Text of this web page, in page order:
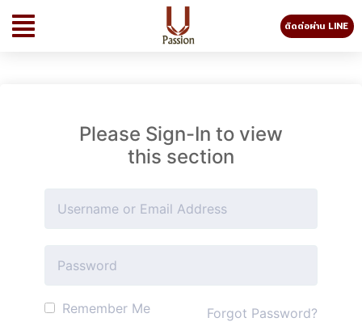
ติดต่อผ่าน LINE
Please Sign-In to view
this section
Remember Me Forgot Password?